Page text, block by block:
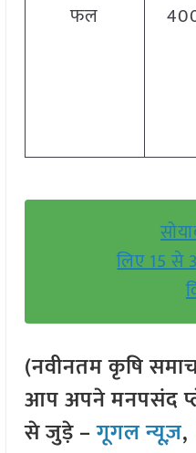
फल
लिए 15 से
(नवीनतम कृषि
आप अपने मनपसंद
से जुड़े –गूगल न्यूज़